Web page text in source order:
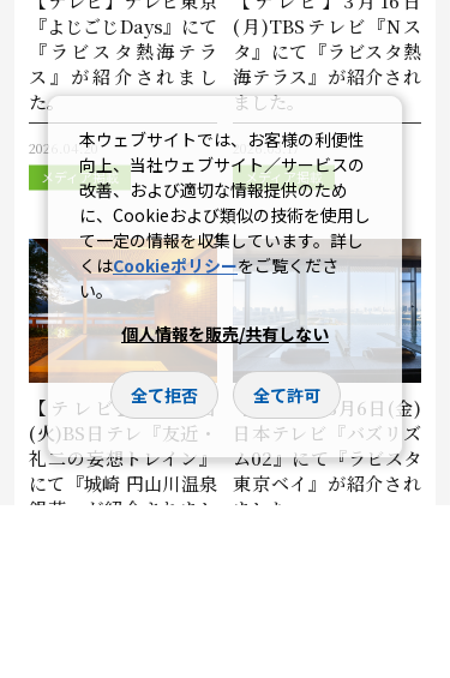
『よじごじDays』にて
『ラビスタ熱海テラ
ス』が紹介されまし
た。
2026.04.20
メディア掲載
(月)TBSテレビ『Nス
タ』にて『ラビスタ熱
海テラス』が紹介され
ました。
2026.03.17
メディア掲載
【テレビ】3月10日
(火)BS日テレ『友近・
礼二の妄想トレイン』
にて『城崎 円山川温泉
銀花』が紹介されまし
【テレビ】3月6日(金)
日本テレビ『バズリズ
ム02』にて『ラビスタ
東京ベイ』が紹介され
ました。
本ウェブサイトでは、お客様の利便性
向上、当社ウェブサイト／サービスの
改善、および適切な情報提供のため
に、Cookieおよび類似の技術を使用し
て一定の情報を収集しています。詳し
くはCookieポリシーをご覧くださ
い。
個人情報を販売/共有しない
全て拒否 全て許可